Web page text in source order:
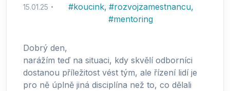
15.01.25
#koucink, #rozvojzamestnancu,
#mentoring
Dobrý den,
narážím teď na situaci, kdy skvělí odborníci
dostanou příležitost vést tým, ale řízení lidí je
pro ně úplně jiná disciplína než to, co dělali